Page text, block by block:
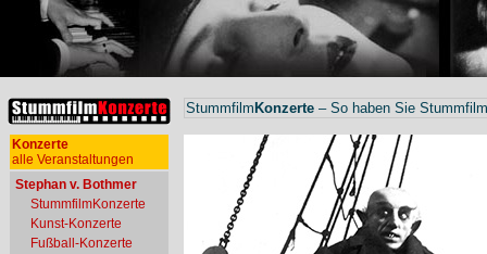
Konzerte
alle Veranstaltungen
Stephan v. Bothmer
StummfilmKonzerte
Kunst-Konzerte
Fußball-Konzerte
Stummfilm Konzerte – So haben Sie